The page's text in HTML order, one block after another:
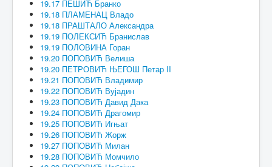
19.17 ПЕШИЋ Бранко
19.18 ПЛАМЕНАЦ Владо
19.18 ПРАШТАЛО Александра
19.19 ПОЛЕКСИЋ Бранислав
19.19 ПОЛОВИНА Горан
19.20 ПОПОВИЋ Велиша
19.20 ПЕТРОВИЋ ЊЕГОШ Петар II
19.21 ПОПОВИЋ Владимир
19.22 ПОПОВИЋ Вујадин
19.23 ПОПОВИЋ Давид Дака
19.24 ПОПОВИЋ Драгомир
19.25 ПОПОВИЋ Игњат
19.26 ПОПОВИЋ Жорж
19.27 ПОПОВИЋ Милан
19.28 ПОПОВИЋ Момчило